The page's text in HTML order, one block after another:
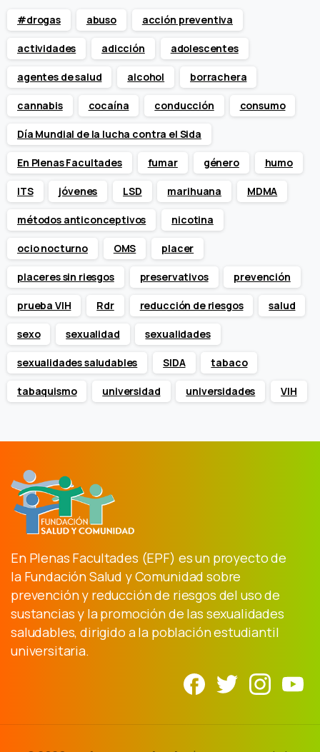
#drogas
abuso acción preventiva
actividades adicción adolescentes
agentes de salud alcohol borrachera
cannabis cocaína conducción consumo
Día Mundial de la lucha contra el Sida
En Plenas Facultades fumar género humo
ITS jóvenes LSD marihuana MDMA
métodos anticonceptivos nicotina
ocio nocturno OMS placer
placeres sin riesgos preservativos prevención
prueba VIH Rdr reducción de riesgos salud
sexo sexualidad sexualidades
sexualidades saludables SIDA tabaco
tabaquismo universidad universidades VIH
En Plenas Facultades (EPF) es un proyecto de
la Fundación Salud y Comunidad sobre
prevención y reducción de riesgos del uso de
sustancias y la promoción de las sexualidades
saludables, dirigido a la población estudiantil
universitaria.